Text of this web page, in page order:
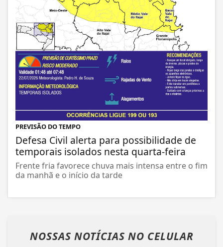
PREVISÃO DO TEMPO
Defesa Civil alerta para possibilidade de
temporais isolados nesta quarta-feira
Frente fria favorece chuva mais intensa entre o fim
da manhã e o início da tarde
NOSSAS NOTÍCIAS NO CELULAR